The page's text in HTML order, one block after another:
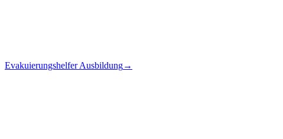
Evakuierungshelfer Ausbildung→